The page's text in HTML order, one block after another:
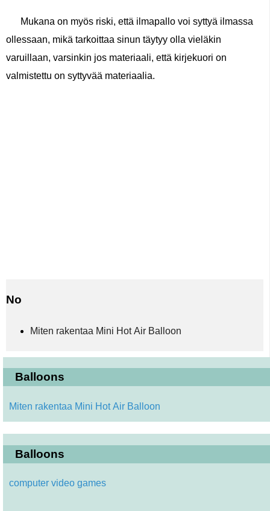
Mukana on myös riski, että ilmapallo voi syttyä ilmassa
ollessaan, mikä tarkoittaa sinun täytyy olla vieläkin
varuillaan, varsinkin jos materiaali, että kirjekuori on
valmistettu on syttyvää materiaalia.
No
Miten rakentaa Mini Hot Air Balloon
Balloons
Miten rakentaa Mini Hot Air Balloon
Balloons
computer video games